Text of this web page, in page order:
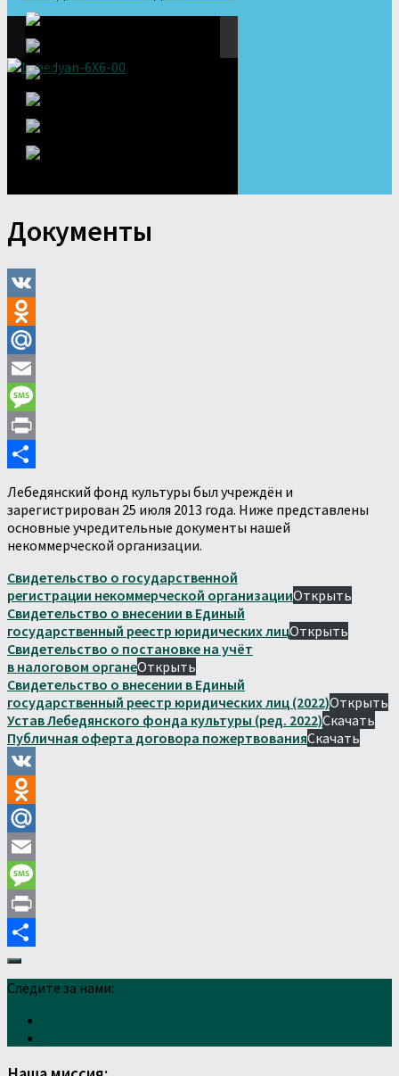
Документы
VK
Odnoklassniki
Mail.Ru
Email
Message
Print
Отправить
Лебедянский фонд культуры был учреждён и
зарегистрирован 25 июля 2013 года. Ниже представлены
основные учредительные документы нашей
некоммерческой организации.
Свидетельство о государственной
регистрации некоммерческой организацииОткрыть
Свидетельство о внесении в Единый
государственный реестр юридических лицОткрыть
Свидетельство о постановке на учёт
в налоговом органеОткрыть
Свидетельство о внесении в Единый
государственный реестр юридических лиц (2022)Открыть
Устав Лебедянского фонда культуры (ред. 2022)Скачать
Публичная оферта договора пожертвованияСкачать
VK
Odnoklassniki
Mail.Ru
Email
Message
Print
Отправить
Следите за нами: